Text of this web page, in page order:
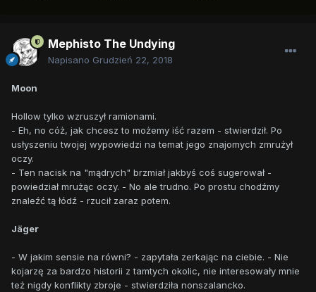
Mephisto The Undying
Napisano Grudzień 22, 2018
Moon
Hollow tylko wzruszył ramionami.
- Eh, no cóż, jak chcesz to możemy iść razem - stwierdził. Po
usłyszeniu twojej wypowiedzi na temat jego znajomych zmrużył
oczy.
- Ten nacisk na "mądrych" brzmiał jakbyś coś sugerował -
powiedział mrużąc oczy. - No ale trudno. Po prostu chodźmy
znaleźć tą łódź - rzucił zaraz potem.
Jäger
- W jakim sensie na równi? - zapytała zerkając na ciebie. - Nie
kojarzę za bardzo historii z tamtych okolic, nie interesowały mnie
też nigdy konflikty zbroje - stwierdziła nonszalancko.